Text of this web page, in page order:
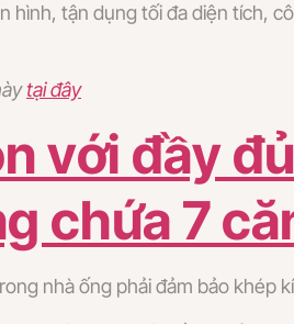
tận dụng tối đa diện tích,
tại đây
với đầy
chứa 7
nhà ống phải đảm bảo khép